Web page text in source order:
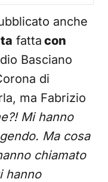
anche
fatta con
Basciano
di
ma Fabrizio
Mi hanno
Ma cosa
chiamato
hanno